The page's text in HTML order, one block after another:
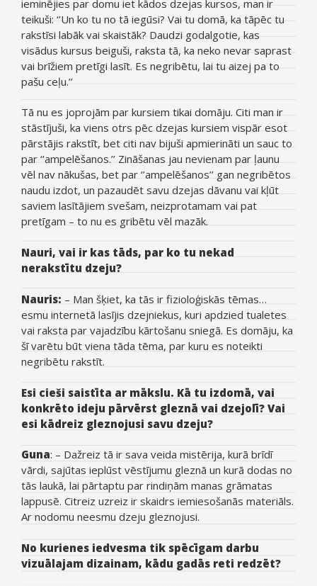
ieminējies par domu iet kādos dzejas kursos, man ir
teikuši: ‘’Un ko tu no tā iegūsi? Vai tu domā, ka tāpēc tu
rakstīsi labāk vai skaistāk? Daudzi godalgotie, kas
visādus kursus beiguši, raksta tā, ka neko nevar saprast
vai brīžiem pretīgi lasīt. Es negribētu, lai tu aizej pa to
pašu ceļu.’’
Tā nu es joprojām par kursiem tikai domāju. Citi man ir
stāstījuši, ka viens otrs pēc dzejas kursiem vispār esot
pārstājis rakstīt, bet citi nav bijuši apmierināti un sauc to
par ‘’ampelēšanos.’’ Zināšanas jau nevienam par ļaunu
vēl nav nākušas, bet par ‘’ampelēšanos’’ gan negribētos
naudu izdot, un pazaudēt savu dzejas dāvanu vai kļūt
saviem lasītājiem svešam, neizprotamam vai pat
pretīgam – to nu es gribētu vēl mazāk.
Nauri, vai ir kas tāds, par ko tu nekad
nerakstītu dzeju?
Nauris: – Man šķiet, ka tās ir fizioloģiskās tēmas…
esmu internetā lasījis dzejniekus, kuri apdzied tualetes
vai raksta par vajadzību kārtošanu sniegā. Es domāju, ka
šī varētu būt viena tāda tēma, par kuru es noteikti
negribētu rakstīt.
Esi cieši saistīta ar mākslu. Kā tu izdomā, vai
konkrēto ideju pārvērst gleznā vai dzejolī? Vai
esi kādreiz gleznojusi savu dzeju?
Guna: – Dažreiz tā ir sava veida mistērija, kurā brīdī
vārdi, sajūtas ieplūst vēstījumu gleznā un kurā dodas no
tās laukā, lai pārtaptu par rindiņām manas grāmatas
lappusē. Citreiz uzreiz ir skaidrs iemiesošanās materiāls.
Ar nodomu neesmu dzeju gleznojusi.
No kurienes iedvesma tik spēcīgam darbu
vizuālajam dizainam, kādu gadās reti redzēt?